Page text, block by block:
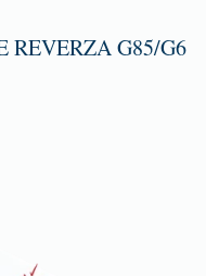
REVERZA G85/G6